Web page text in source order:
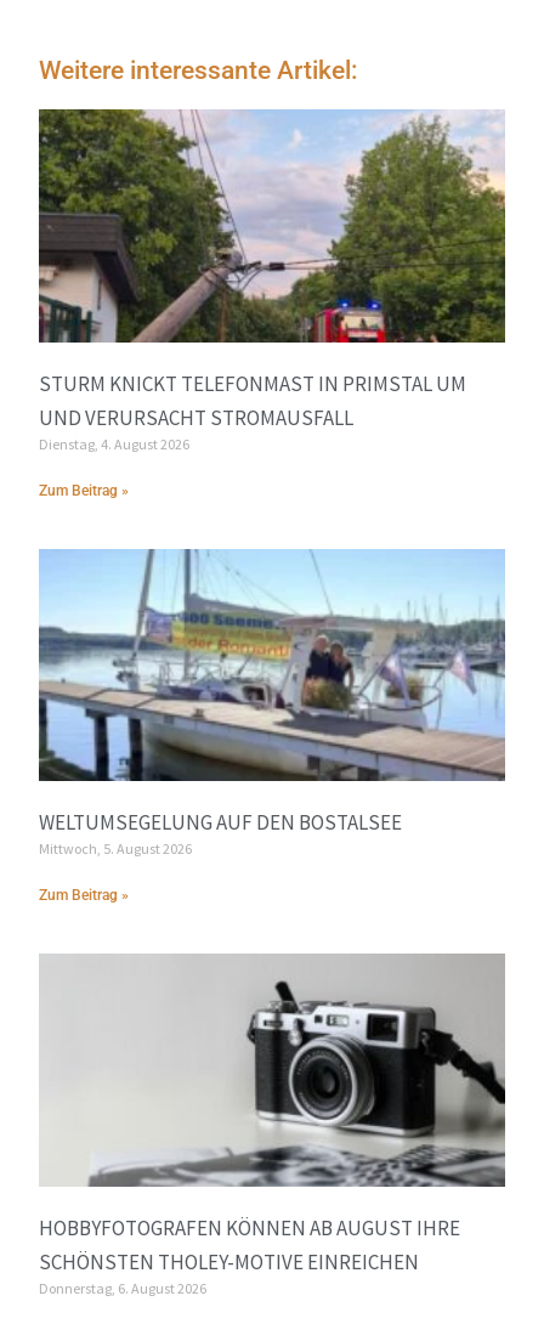
Weitere interessante Artikel:
STURM KNICKT TELEFONMAST IN PRIMSTAL UM
UND VERURSACHT STROMAUSFALL
Dienstag, 4. August 2026
Zum Beitrag »
WELTUMSEGELUNG AUF DEN BOSTALSEE
Mittwoch, 5. August 2026
Zum Beitrag »
HOBBYFOTOGRAFEN KÖNNEN AB AUGUST IHRE
SCHÖNSTEN THOLEY-MOTIVE EINREICHEN
Donnerstag, 6. August 2026